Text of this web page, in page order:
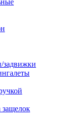
задвижки